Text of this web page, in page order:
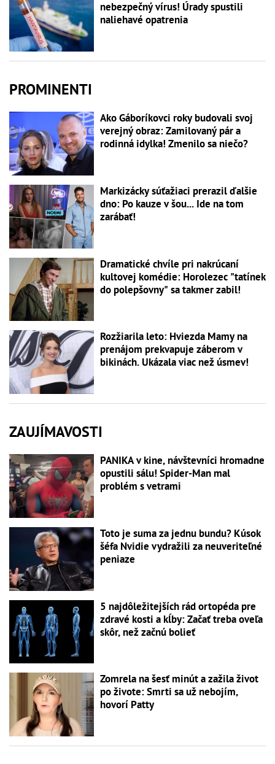
nebezpečný vírus! Úrady spustili
naliehavé opatrenia
PROMINENTI
Ako Gáboríkovci roky budovali svoj
verejný obraz: Zamilovaný pár a
rodinná idylka! Zmenilo sa niečo?
Markizácky súťažiaci prerazil ďalšie
dno: Po kauze v šou... Ide na tom
zarábať!
Dramatické chvíle pri nakrúcaní
kultovej komédie: Horolezec "tatínek
do polepšovny" sa takmer zabil!
Rozžiarila leto: Hviezda Mamy na
prenájom prekvapuje záberom v
bikinách. Ukázala viac než úsmev!
ZAUJÍMAVOSTI
PANIKA v kine, návštevníci hromadne
opustili sálu! Spider-Man mal
problém s vetrami
Toto je suma za jednu bundu? Kúsok
šéfa Nvidie vydražili za neuveriteľné
peniaze
5 najdôležitejších rád ortopéda pre
zdravé kosti a kĺby: Začať treba oveľa
skôr, než začnú bolieť
Zomrela na šesť minút a zažila život
po živote: Smrti sa už nebojím,
hovorí Patty